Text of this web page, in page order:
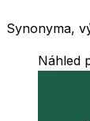
Synonyma,
Náhled